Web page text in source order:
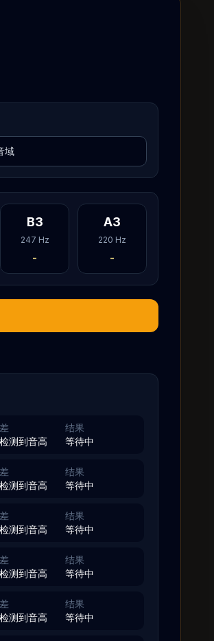
域
B3
247 Hz
-
A3
220 Hz
-
测到音高
结果
等待中
测到音高
结果
等待中
测到音高
结果
等待中
测到音高
结果
等待中
测到音高
结果
等待中